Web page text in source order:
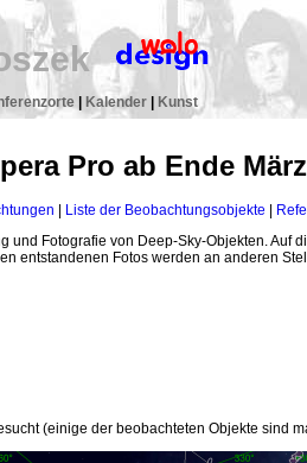
| Kalender| Kunst
Pro ab Ende
Liste der Beobachtungsobjekte
und Fotografie von Deep-Sky-Objekten. Auf
entstandenen Fotos werden an anderen
(einige der beobachteten Objekte sind